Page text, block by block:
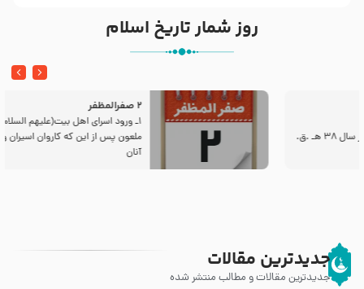
روز شمار تاریخ اسلام
2 صفرالمظفر
1ـ ورود اسراى اهل بیت‌(علیهم السلام) به مجلس یزید
ملعون پس از این كه كاروان اسیران وارد شام شدند،
جدیدترین مقالات
جدیدترین مقالات و مطالب منتشر شده